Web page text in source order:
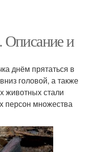
и
днём прятаться в
головой, а также
животных стали
персон множества